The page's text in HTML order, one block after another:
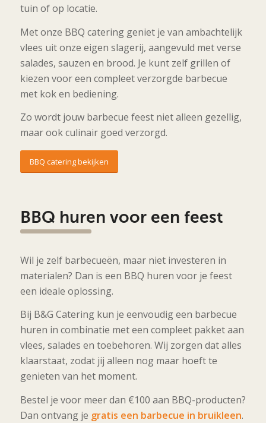
tuin of op locatie.
Met onze BBQ catering geniet je van ambachtelijk
vlees uit onze eigen slagerij, aangevuld met verse
salades, sauzen en brood. Je kunt zelf grillen of
kiezen voor een compleet verzorgde barbecue
met kok en bediening.
Zo wordt jouw barbecue feest niet alleen gezellig,
maar ook culinair goed verzorgd.
BBQ catering bekijken
BBQ huren voor een feest
Wil je zelf barbecueën, maar niet investeren in
materialen? Dan is een BBQ huren voor je feest
een ideale oplossing.
Bij B&G Catering kun je eenvoudig een barbecue
huren in combinatie met een compleet pakket aan
vlees, salades en toebehoren. Wij zorgen dat alles
klaarstaat, zodat jij alleen nog maar hoeft te
genieten van het moment.
Bestel je voor meer dan €100 aan BBQ-producten?
Dan ontvang je gratis een barbecue in bruikleen.